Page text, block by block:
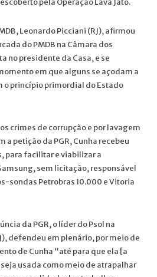
Leonardo Picciani (RJ), afirmou
do PMDB na Câmara dos
no presidente da Casa, e se
em que alguns se açodam a
o princípio primordial do Estado
crimes de corrupção e por lavagem
a petição da PGR, Cunha recebeu
para facilitar e viabilizar a
sem licitação, responsável
sondas Petrobras 10.000 e Vitoria
da PGR, o líder do Psol na
defendeu em plenário, por meio de
de Cunha “até para que ela [a
usada como meio de atrapalhar